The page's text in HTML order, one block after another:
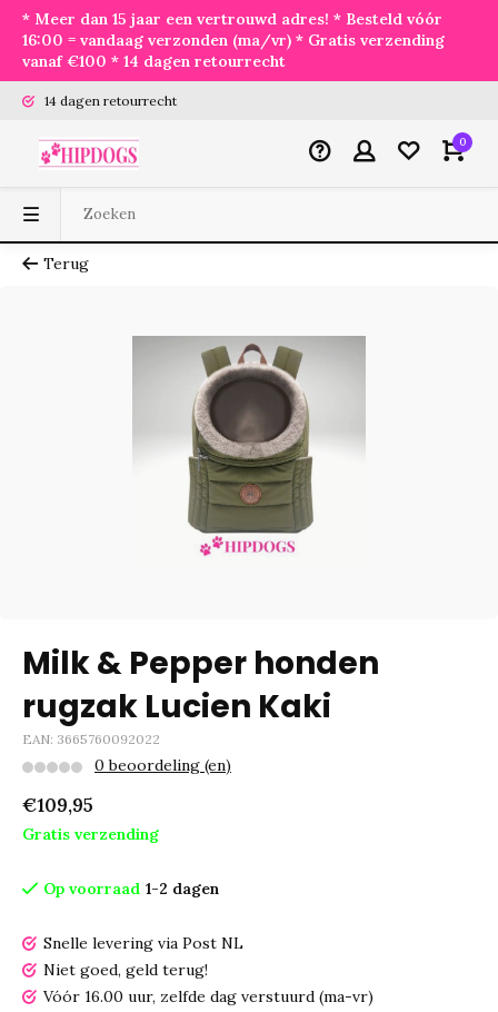
* Meer dan 15 jaar een vertrouwd adres! * Besteld vóór
16:00 = vandaag verzonden (ma/vr) * Gratis verzending
vanaf €100 * 14 dagen retourrecht
14 dagen retourrecht
0
Terug
Milk & Pepper honden
rugzak Lucien Kaki
EAN: 3665760092022
0 beoordeling (en)
€109,95
Gratis verzending
Op voorraad 1-2 dagen
Snelle levering via Post NL
Niet goed, geld terug!
Vóór 16.00 uur, zelfde dag verstuurd (ma-vr)